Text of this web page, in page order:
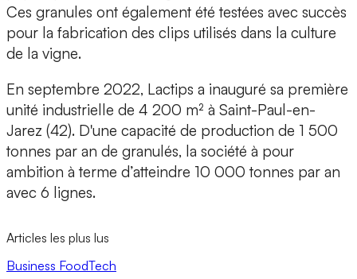
Ces granules ont également été testées avec succès
pour la fabrication des clips utilisés dans la culture
de la vigne.
En septembre 2022, Lactips a inauguré sa première
unité industrielle de 4 200 m² à Saint-Paul-en-
Jarez (42). D'une capacité de production de 1 500
tonnes par an de granulés, la société à pour
ambition à terme d’atteindre 10 000 tonnes par an
avec 6 lignes.
Articles les plus lus
Business FoodTech